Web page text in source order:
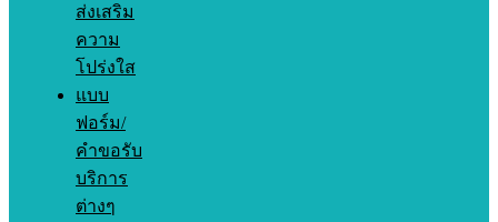
ส่งเสริม
ความ
โปร่งใส
แบบ
ฟอร์ม/
คำขอรับ
บริการ
ต่างๆ